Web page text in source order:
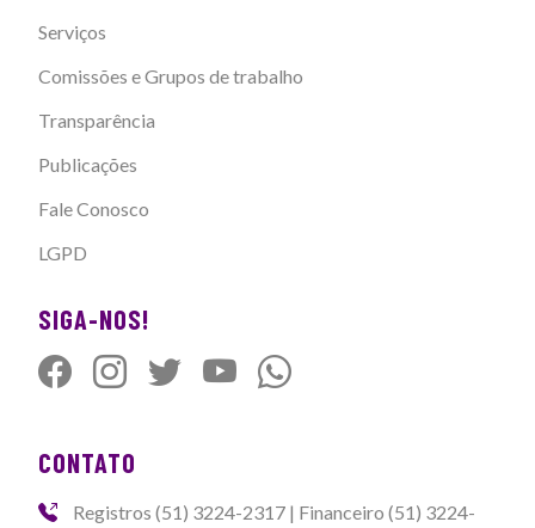
Serviços
Comissões e Grupos de trabalho
Transparência
Publicações
Fale Conosco
LGPD
SIGA-NOS!
CONTATO
Registros (51) 3224-2317 | Financeiro (51) 3224-